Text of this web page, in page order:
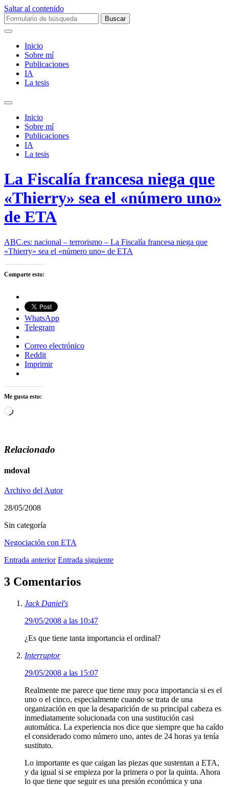
Saltar al contenido
Buscar:
Inicio
Sobre mí­
Publicaciones
IA
La tesis
Alternar
campo
búsqueda
Inicio
Sobre mí­
Publicaciones
IA
La tesis
La Fiscalía francesa niega que
«Thierry» sea el «número uno»
de ETA
ABC.es: nacional – terrorismo – La Fiscalía francesa niega que
«Thierry» sea el «número uno» de ETA
Comparte esto:
WhatsApp
Telegram
Correo electrónico
Reddit
Imprimir
Me gusta esto:
Cargando...
Relacionado
mdoval
Archivo del Autor
28/05/2008
Sin categoría
Negociación con ETA
Entrada anterior Entrada siguiente
3 Comentarios
Jack Daniel's
29/05/2008 a las 10:47
¿Es que tiene tanta importancia el ordinal?
Interruptor
29/05/2008 a las 15:07
Realmente me parece que tiene muy poca importancia si es el
uno o el cinco, especialmente cuando se trata de una
organización en que la desaparición de su principal cabeza es
inmediatamente solucionada con una sustitución casi
automática. La experiencia nos dice que siempre que ha caído
el considerado como número uno, antes de 24 horas ya tenía
sustituto.
Lo importante es que caigan las piezas que sustentan a ETA,
y da igual si se empieza por la primera o por la quinta. Ahora
lo que tiene que seguir es una presión económica y una